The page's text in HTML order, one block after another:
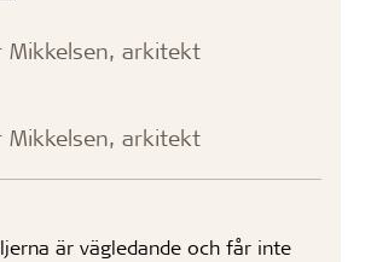
Mikkelsen, arkitekt
Mikkelsen, arkitekt
är vägledande och får inte